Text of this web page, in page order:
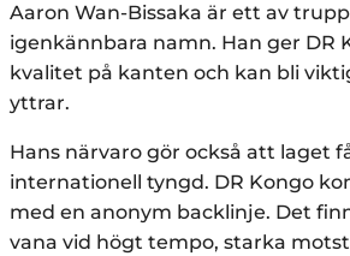
Aaron Wan-Bissaka är ett av
igenkännbara namn. Han ger DR
kvalitet på kanten och kan bli
yttrar.
Hans närvaro gör också att laget
internationell tyngd. DR Kongo
med en anonym backlinje. Det
vana vid högt tempo, starka